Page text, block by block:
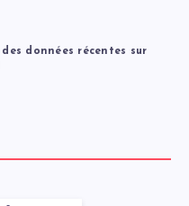
données récentes sur